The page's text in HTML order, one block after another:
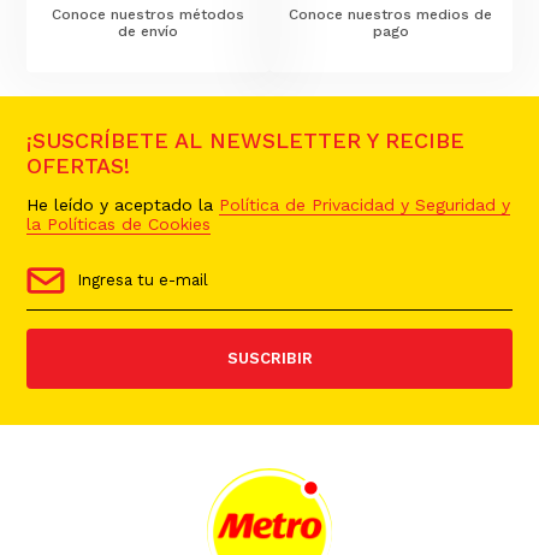
Conoce nuestros métodos
de envío
Conoce nuestros medios de
pago
¡SUSCRÍBETE AL NEWSLETTER Y RECIBE
OFERTAS!
He leído y aceptado la Política de Privacidad y Seguridad y
la Políticas de Cookies
SUSCRIBIR